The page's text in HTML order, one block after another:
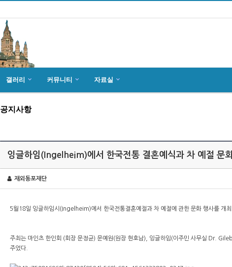
갤러리 커뮤니티 자료실
공지사항
잉글하임(Ingelheim)에서 한국전통 결혼예식과 차 예절 문
재외동포재단
5월18일 잉글하임시(Ingelheim)에서 한국전통결혼예절과 차 예절에 관한 문화 행사를 개최
주최는 마인츠 한인회 (회장 문정균) 문예원(원장 현호남), 잉글하임(이주민 사무실 Dr.
주었다.
초대합니다 마인츠 한인회 문화 행사 2020…